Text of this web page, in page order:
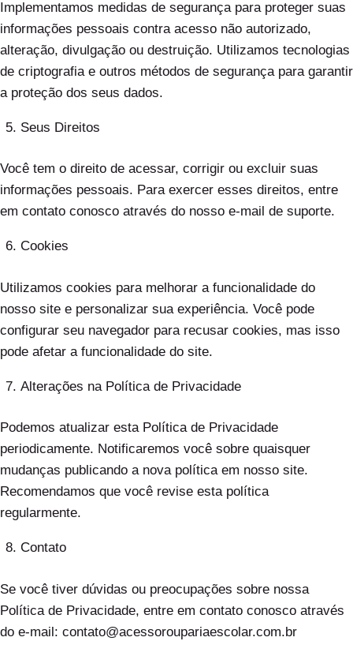
Implementamos medidas de segurança para proteger suas
informações pessoais contra acesso não autorizado,
alteração, divulgação ou destruição. Utilizamos tecnologias
de criptografia e outros métodos de segurança para garantir
a proteção dos seus dados.
Seus Direitos
Você tem o direito de acessar, corrigir ou excluir suas
informações pessoais. Para exercer esses direitos, entre
em contato conosco através do nosso e-mail de suporte.
Cookies
Utilizamos cookies para melhorar a funcionalidade do
nosso site e personalizar sua experiência. Você pode
configurar seu navegador para recusar cookies, mas isso
pode afetar a funcionalidade do site.
Alterações na Política de Privacidade
Podemos atualizar esta Política de Privacidade
periodicamente. Notificaremos você sobre quaisquer
mudanças publicando a nova política em nosso site.
Recomendamos que você revise esta política
regularmente.
Contato
Se você tiver dúvidas ou preocupações sobre nossa
Política de Privacidade, entre em contato conosco através
do e-mail: contato@acessoroupariaescolar.com.br